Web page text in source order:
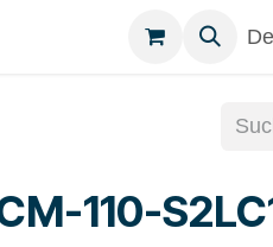
110-